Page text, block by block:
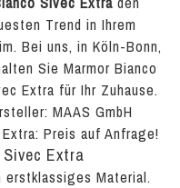
Trend in Ihrem
Bei uns, in Köln-Bonn,
Sie Marmor Bianco
Extra für Ihr Zuhause.
MAAS GmbH
Preis auf Anfrage!
Extra
Material.